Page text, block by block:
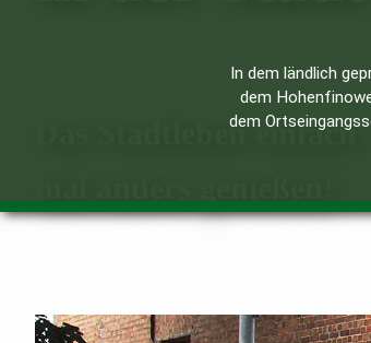
Das Stadtleben einfach
In dem ländlich
dem
dem